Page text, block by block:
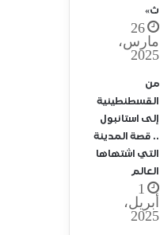
ث»
26
مارس،
2025
من
القسطنطينية
إلى استانبول
.. قصة المدينة
التي اشتهاها
العالم
1
أبريل،
2025